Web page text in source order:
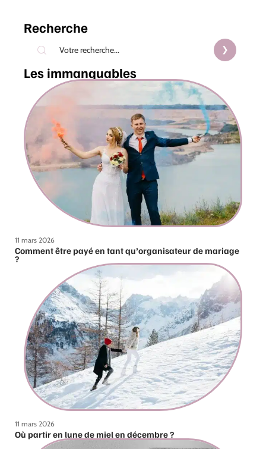
Recherche
Les immanquables
11 mars 2026
Comment être payé en tant qu’organisateur de mariage
?
11 mars 2026
Où partir en lune de miel en décembre ?